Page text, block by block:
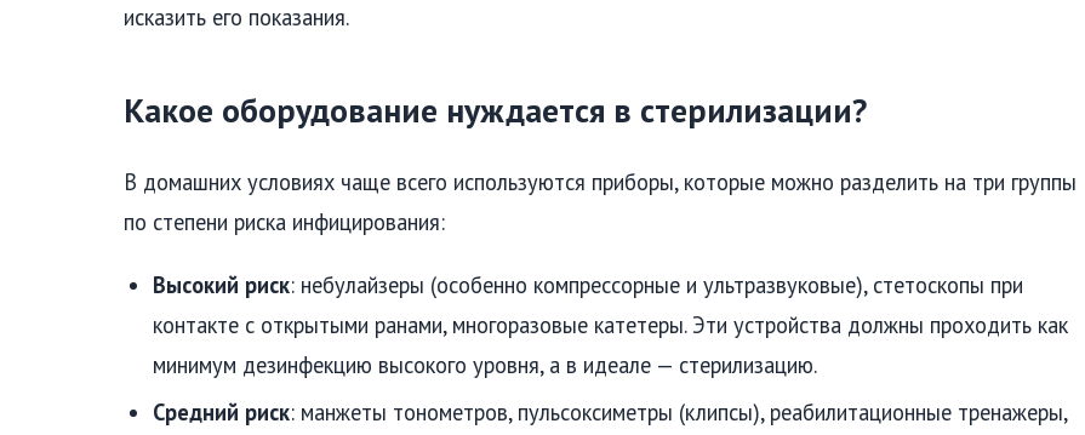
исказить его показания.
Какое оборудование нуждается в стерилизации?
В домашних условиях чаще всего используются приборы, которые можно разделить на три группы
по степени риска инфицирования:
Высокий риск: небулайзеры (особенно компрессорные и ультразвуковые), стетоскопы при
контакте с открытыми ранами, многоразовые катетеры. Эти устройства должны проходить как
минимум дезинфекцию высокого уровня, а в идеале — стерилизацию.
Средний риск: манжеты тонометров, пульсоксиметры (клипсы), реабилитационные тренажеры,